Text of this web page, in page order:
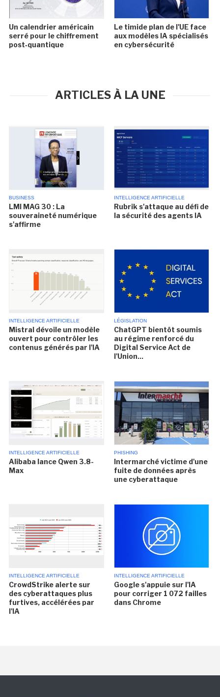
Un calendrier américain
serré pour le chiffrement
post‑quantique
Le timide plan de l'UE face
aux modèles IA spécialisés
en cybersécurité
ARTICLES À LA UNE
BUSINESS
LMI MAG 30 : La
souveraineté numérique
s'affirme
INTELLIGENCE ARTIFICIELLE
Rubrik s'attaque au défi de
la sécurité des agents IA
INTELLIGENCE ARTIFICIELLE
Mistral dévoile un modèle
ouvert pour contrôler les
contenus générés par l'IA
LÉGISLATION
ChatGPT bientôt soumis
au régime renforcé du
Digital Service Act de
l'Union...
INTELLIGENCE ARTIFICIELLE
Alibaba lance Qwen 3.8-
Max
PHISHING
Intermarché victime d'une
fuite de données après
une cyberattaque
INTELLIGENCE ARTIFICIELLE
CrowdStrike alerte sur
des cyberattaques plus
furtives, accélérées par
l'IA
INTELLIGENCE ARTIFICIELLE
Google s'appuie sur l'IA
pour corriger 1 072 failles
dans Chrome